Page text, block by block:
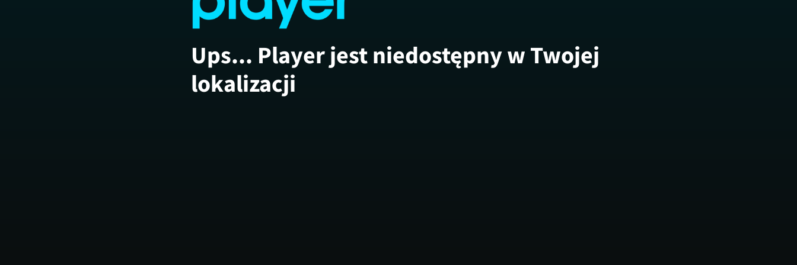
Ups... Player jest niedostępny w Twojej
lokalizacji